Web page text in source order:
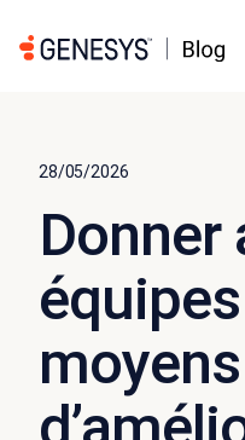
28/05/2026
Donner
moyens